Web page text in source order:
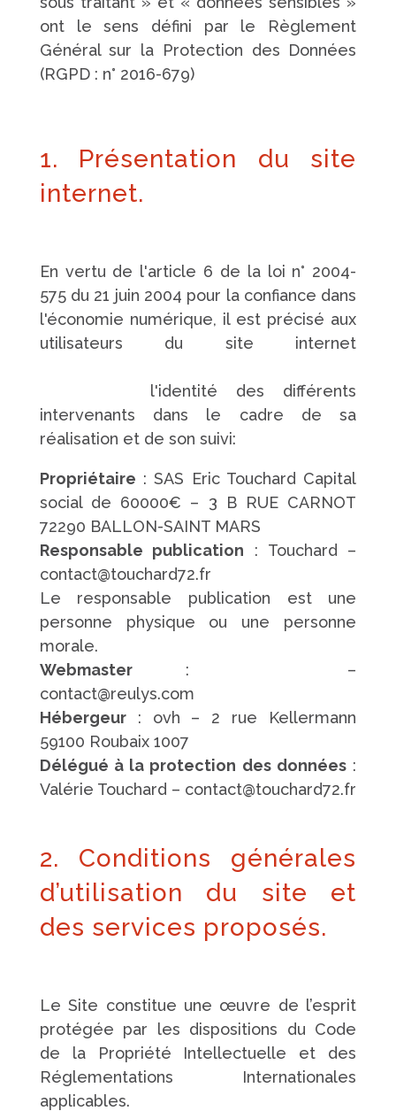
ont le sens défini par le Règlement
Général sur la Protection des Données
(RGPD : n° 2016-679)
1. Présentation du site
internet.
En vertu de l'article 6 de la loi n° 2004-
575 du 21 juin 2004 pour la confiance dans
l'économie numérique, il est précisé aux
utilisateurs du site internet
l'identité des différents
intervenants dans le cadre de sa
réalisation et de son suivi:
Propriétaire : SAS Eric Touchard Capital
social de 60000€ – 3 B RUE CARNOT
72290 BALLON-SAINT MARS
Responsable publication : Touchard –
contact@touchard72.fr
Le responsable publication est une
personne physique ou une personne
morale.
Webmaster:
–
contact@reulys.com
Hébergeur: ovh – 2 rue Kellermann
59100 Roubaix 1007
Délégué à la protection des données:
Valérie Touchard – contact@touchard72.fr
2. Conditions générales
d’utilisation du site et
des services proposés.
Le Site constitue une œuvre de l’esprit
protégée par les dispositions du Code
de la Propriété Intellectuelle et des
Réglementations Internationales
applicables.